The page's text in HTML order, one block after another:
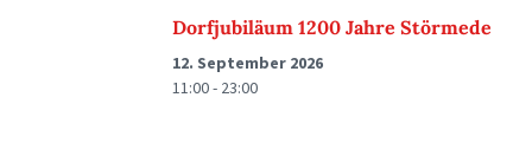
Dorfjubiläum 1200 Jahre Störmede
12. September 2026
11:00 - 23:00